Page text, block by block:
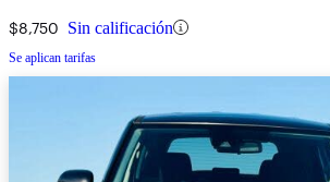
$8,750 Sin calificación
Se aplican tarifas